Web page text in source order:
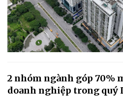
2 nhóm ngành góp 70%
doanh nghiệp trong quý